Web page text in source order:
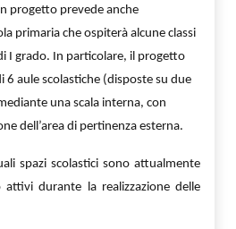
progetto prevede anche
primaria che ospiterà alcune classi
I grado. In particolare, il progetto
6 aule scolastiche (disposte su due
una scala interna, con
dell’area di pertinenza esterna.
spazi scolastici sono attualmente
durante la realizzazione delle